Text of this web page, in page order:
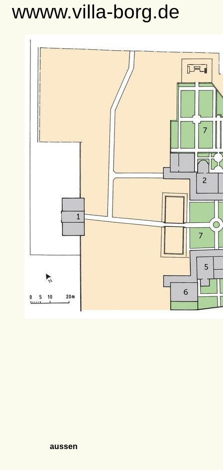
wwww.villa-borg.de
aussen